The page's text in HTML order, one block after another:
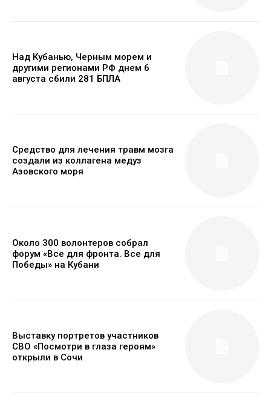
Над Кубанью, Черным морем и
другими регионами РФ днем 6
августа сбили 281 БПЛА
Средство для лечения травм мозга
создали из коллагена медуз
Азовского моря
Около 300 волонтеров собрал
форум «Все для фронта. Все для
Победы» на Кубани
Выставку портретов участников
СВО «Посмотри в глаза героям»
открыли в Сочи